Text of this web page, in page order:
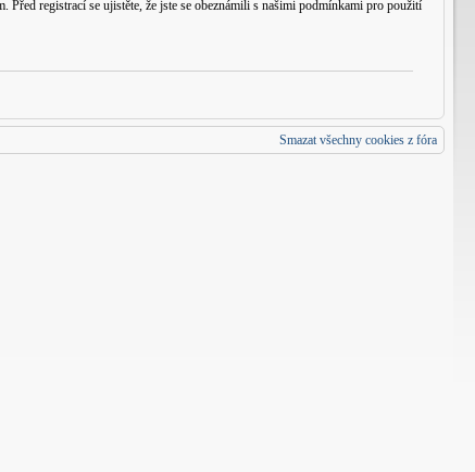
registrací se ujistěte, že jste se obeznámili s našimi podmínkami pro použití
Smazat všechny cookies z fóra